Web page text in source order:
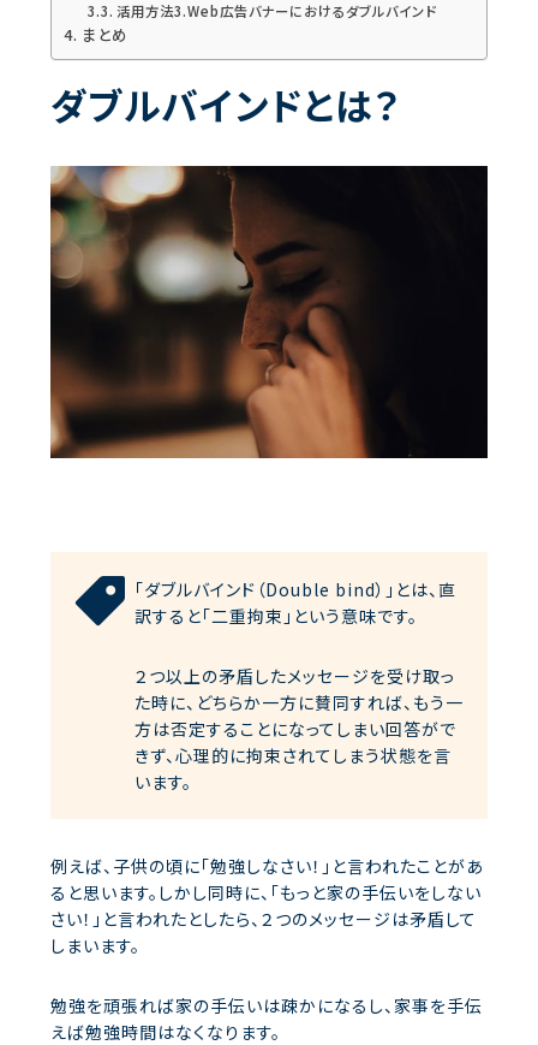
活用方法3.Web広告バナーにおけるダブルバインド
まとめ
ダブルバインドとは？
「ダブルバインド（Double bind）」とは、直
訳すると「二重拘束」という意味です。
２つ以上の矛盾したメッセージを受け取っ
た時に、どちらか一方に賛同すれば、もう一
方は否定することになってしまい回答がで
きず、心理的に拘束されてしまう状態を言
います。
例えば、子供の頃に「勉強しなさい！」と言われたことがあ
ると思います。しかし同時に、「もっと家の手伝いをしない
さい！」と言われたとしたら、２つのメッセージは矛盾して
しまいます。
勉強を頑張れば家の手伝いは疎かになるし、家事を手伝
えば勉強時間はなくなります。